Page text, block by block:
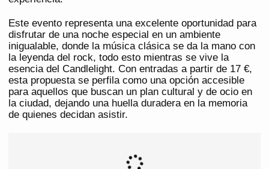
Este evento representa una excelente oportunidad para
disfrutar de una noche especial en un ambiente
inigualable, donde la música clásica se da la mano con
la leyenda del rock, todo esto mientras se vive la
esencia del Candlelight. Con entradas a partir de 17 €,
esta propuesta se perfila como una opción accesible
para aquellos que buscan un plan cultural y de ocio en
la ciudad, dejando una huella duradera en la memoria
de quienes decidan asistir.